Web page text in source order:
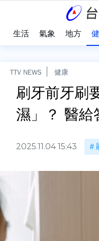
生活 氣象 地方
TTV NEWS 健康
刷牙前牙刷
濕」？ 醫給
2025.11.04 15:43